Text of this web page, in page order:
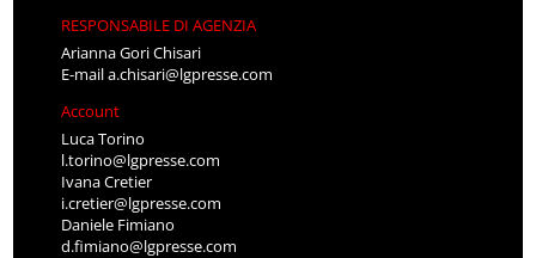
RESPONSABILE DI AGENZIA
Arianna Gori Chisari
E-maila.chisari@lgpresse.com
Account
Luca Torino
l.torino@lgpresse.com
Ivana Cretier
i.cretier@lgpresse.com
Daniele Fimiano
d.fimiano@lgpresse.com